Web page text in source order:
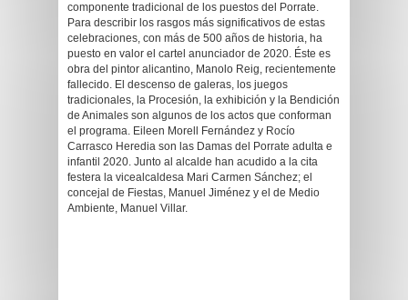
componente tradicional de los puestos del Porrate.
Para describir los rasgos más significativos de estas
celebraciones, con más de 500 años de historia, ha
puesto en valor el cartel anunciador de 2020. Éste es
obra del pintor alicantino, Manolo Reig, recientemente
fallecido. El descenso de galeras, los juegos
tradicionales, la Procesión, la exhibición y la Bendición
de Animales son algunos de los actos que conforman
el programa. Eileen Morell Fernández y Rocío
Carrasco Heredia son las Damas del Porrate adulta e
infantil 2020. Junto al alcalde han acudido a la cita
festera la vicealcaldesa Mari Carmen Sánchez; el
concejal de Fiestas, Manuel Jiménez y el de Medio
Ambiente, Manuel Villar.